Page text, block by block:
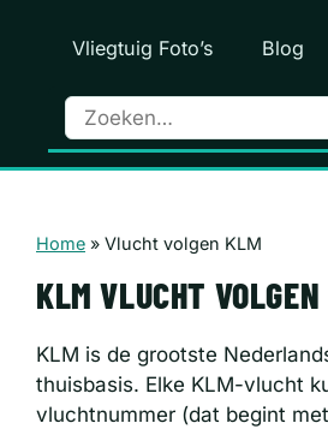
Vliegtuig Foto’s Blog
Home » Vlucht volgen KLM
KLM VLUCHT VOLGEN
KLM is de grootste
thuisbasis. Elke KLM-vlucht
vluchtnummer (dat begint